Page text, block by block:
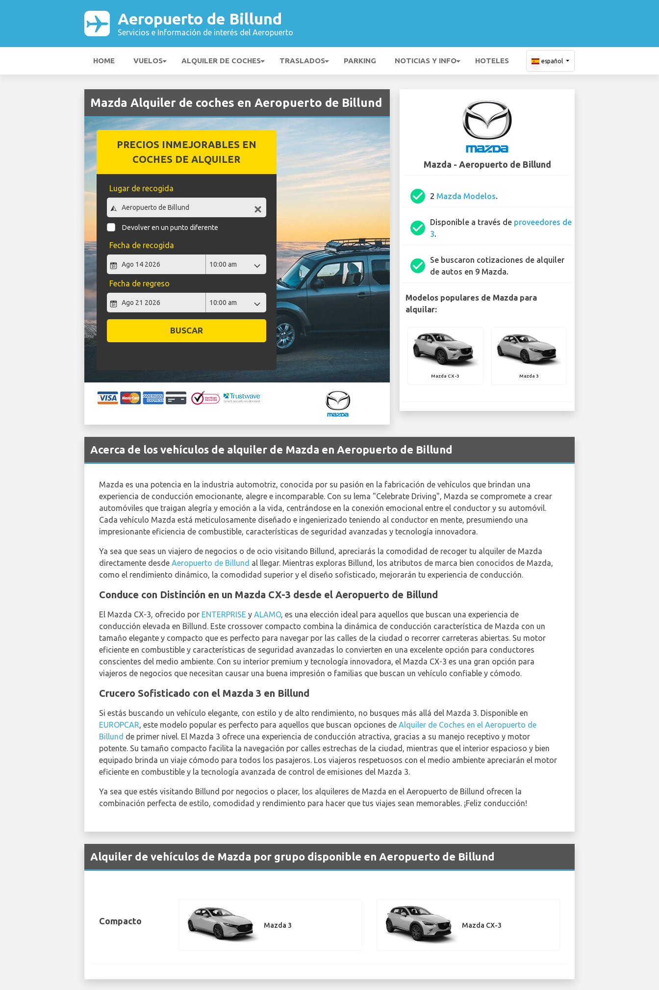
Aeropuerto de Billund
Servicios e Información de interés del Aeropuerto
HOME VUELOS ALQUILER DE COCHES TRASLADOS PARKING NOTICIAS Y INFO HOTELES español
Mazda Alquiler de coches en Aeropuerto de Billund
PRECIOS INMEJORABLES EN
COCHES DE ALQUILER
Lugar de recogida
Devolver en un punto diferente
Fecha de recogida
Fecha de regreso
BUSCAR
Mazda - Aeropuerto de Billund
check_circle 2 Mazda Modelos.
check_circle Disponible a través de proveedores de
3.
check_circle
Se buscaron cotizaciones de alquiler
de autos en 9 Mazda.
Modelos populares de Mazda para
alquilar:
Mazda CX-3 Mazda 3
Acerca de los vehículos de alquiler de Mazda en Aeropuerto de Billund
Mazda es una potencia en la industria automotriz, conocida por su pasión en la fabricación de vehículos que brindan una
experiencia de conducción emocionante, alegre e incomparable. Con su lema "Celebrate Driving", Mazda se compromete a crear
automóviles que traigan alegría y emoción a la vida, centrándose en la conexión emocional entre el conductor y su automóvil.
Cada vehículo Mazda está meticulosamente diseñado e ingenierizado teniendo al conductor en mente, presumiendo una
impresionante eficiencia de combustible, características de seguridad avanzadas y tecnología innovadora.
Ya sea que seas un viajero de negocios o de ocio visitando Billund, apreciarás la comodidad de recoger tu alquiler de Mazda
directamente desde Aeropuerto de Billund al llegar. Mientras exploras Billund, los atributos de marca bien conocidos de Mazda,
como el rendimiento dinámico, la comodidad superior y el diseño sofisticado, mejorarán tu experiencia de conducción.
Conduce con Distinción en un Mazda CX-3 desde el Aeropuerto de Billund
El Mazda CX-3, ofrecido por ENTERPRISE y ALAMO, es una elección ideal para aquellos que buscan una experiencia de
conducción elevada en Billund. Este crossover compacto combina la dinámica de conducción característica de Mazda con un
tamaño elegante y compacto que es perfecto para navegar por las calles de la ciudad o recorrer carreteras abiertas. Su motor
eficiente en combustible y características de seguridad avanzadas lo convierten en una excelente opción para conductores
conscientes del medio ambiente. Con su interior premium y tecnología innovadora, el Mazda CX-3 es una gran opción para
viajeros de negocios que necesitan causar una buena impresión o familias que buscan un vehículo confiable y cómodo.
Crucero Sofisticado con el Mazda 3 en Billund
Si estás buscando un vehículo elegante, con estilo y de alto rendimiento, no busques más allá del Mazda 3. Disponible en
EUROPCAR, este modelo popular es perfecto para aquellos que buscan opciones de Alquiler de Coches en el Aeropuerto de
Billund de primer nivel. El Mazda 3 ofrece una experiencia de conducción atractiva, gracias a su manejo receptivo y motor
potente. Su tamaño compacto facilita la navegación por calles estrechas de la ciudad, mientras que el interior espacioso y bien
equipado brinda un viaje cómodo para todos los pasajeros. Los viajeros respetuosos con el medio ambiente apreciarán el motor
eficiente en combustible y la tecnología avanzada de control de emisiones del Mazda 3.
Ya sea que estés visitando Billund por negocios o placer, los alquileres de Mazda en el Aeropuerto de Billund ofrecen la
combinación perfecta de estilo, comodidad y rendimiento para hacer que tus viajes sean memorables. ¡Feliz conducción!
Alquiler de vehículos de Mazda por grupo disponible en Aeropuerto de Billund
Compacto Mazda 3 Mazda CX-3